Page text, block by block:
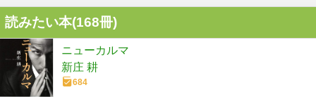
読みたい本(168冊)
ニューカルマ
新庄 耕
684